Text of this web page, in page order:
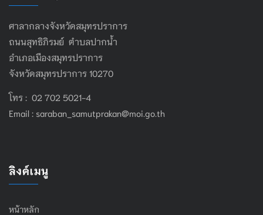
ศาลากลางจังหวัดสมุทรปราการ
ถนนสุทธิภิรมย์ ตำบลปากน้ำ
อำเภอเมืองสมุทรปราการ
จังหวัดสมุทรปราการ 10270
โทร : 02 702 5021-4
Email : saraban_samutprakan@moi.go.th
ลิงค์เมนู
หน้าหลัก